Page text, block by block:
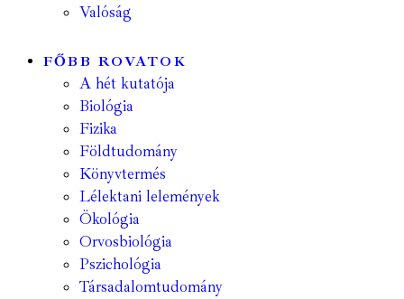
Valóság
FŐBB ROVATOK
A hét kutatója
Biológia
Fizika
Földtudomány
Könyvtermés
Lélektani lelemények
Ökológia
Orvosbiológia
Pszichológia
Társadalomtudomány